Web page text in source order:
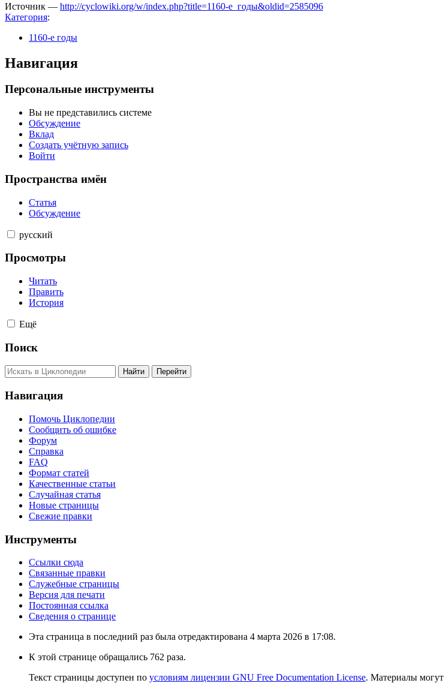
Источник — http://cyclowiki.org/w/index.php?title=1160-е_годы&oldid=2585096
Категория:
1160-е годы
Навигация
Персональные инструменты
Вы не представились системе
Обсуждение
Вклад
Создать учётную запись
Войти
Пространства имён
Статья
Обсуждение
русский
Просмотры
Читать
Править
История
Ещё
Поиск
Навигация
Помочь Циклопедии
Сообщить об ошибке
Форум
Справка
FAQ
Формат статей
Качественные статьи
Случайная статья
Новые страницы
Свежие правки
Инструменты
Ссылки сюда
Связанные правки
Служебные страницы
Версия для печати
Постоянная ссылка
Сведения о странице
Эта страница в последний раз была отредактирована 4 марта 2026 в 17:08.
К этой странице обращались 762 раза.
Текст страницы доступен по условиям лицензии GNU Free Documentation License. Материалы могут